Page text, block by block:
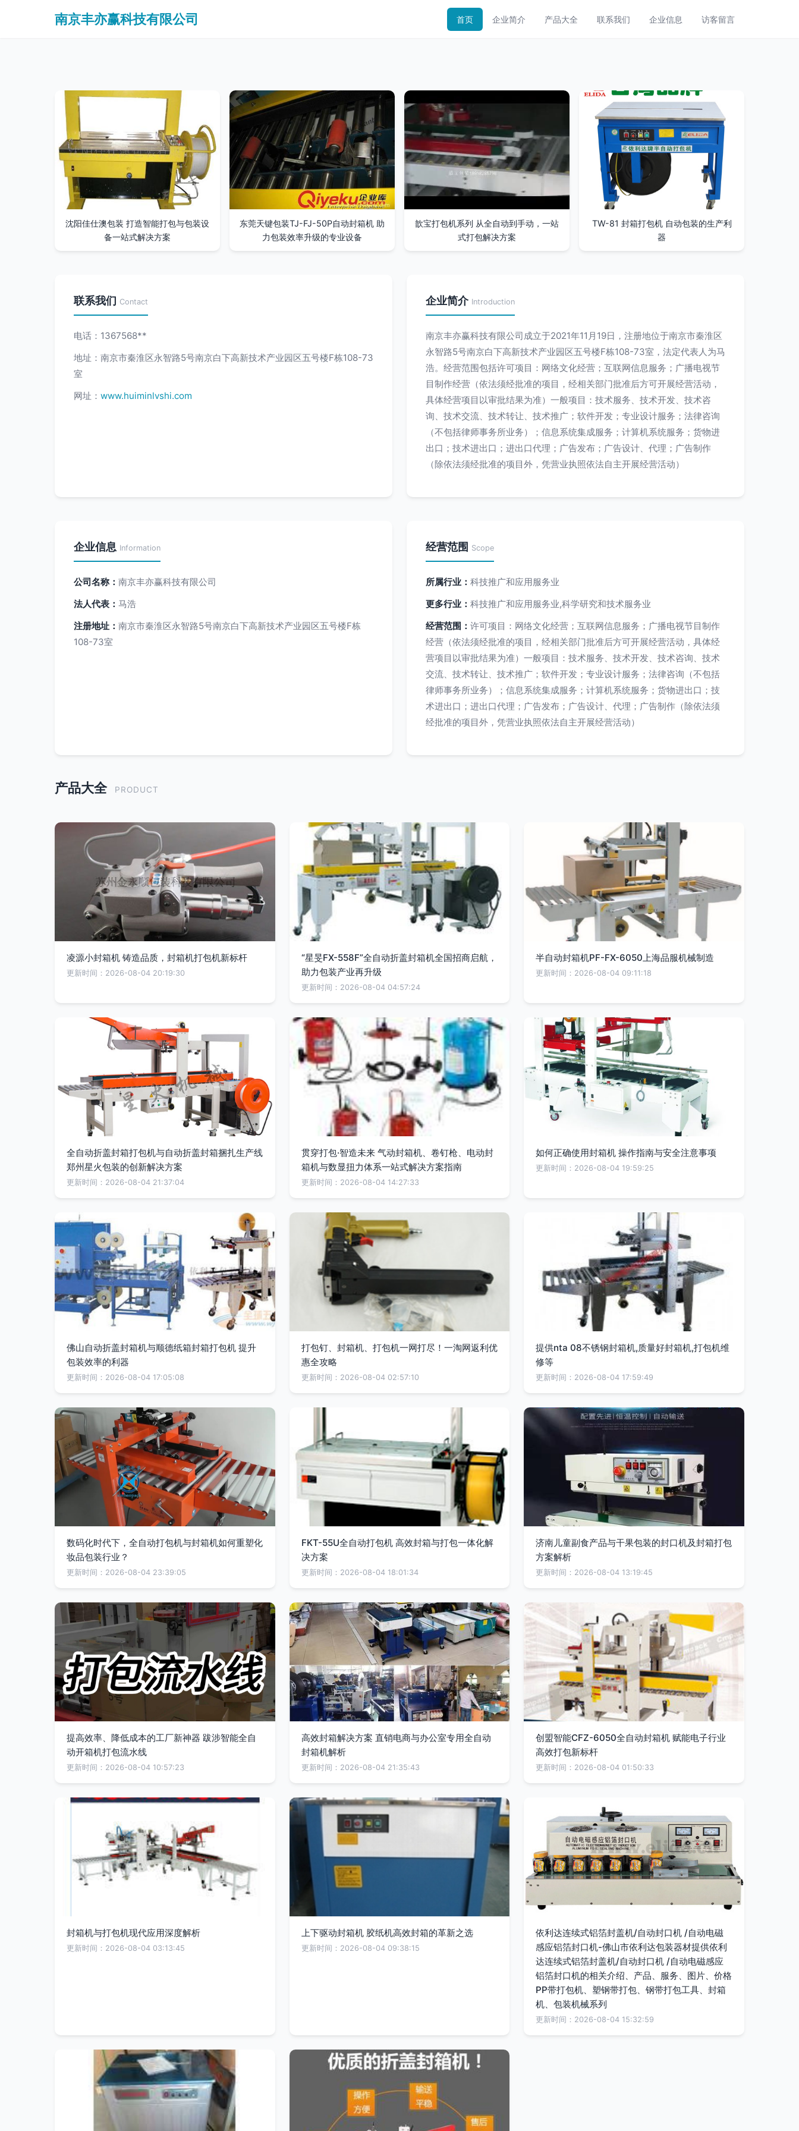
南京丰亦赢科技有限公司 首页 企业简介 产品大全 联系我们 企业信息 访客留言
沈阳佳仕澳包装 打造智能打包与包装设
备一站式解决方案
东莞天键包装TJ-FJ-50P自动封箱机 助
力包装效率升级的专业设备
歆宝打包机系列 从全自动到手动，一站
式打包解决方案
TW-81 封箱打包机 自动包装的生产利
器
联系我们 Contact
电话：1367568**
地址：南京市秦淮区永智路5号南京白下高新技术产业园区五号楼F栋108-73
室
网址： www.huiminlvshi.com
企业简介 Introduction
南京丰亦赢科技有限公司成立于2021年11月19日，注册地位于南京市秦淮区
永智路5号南京白下高新技术产业园区五号楼F栋108-73室，法定代表人为马
浩。经营范围包括许可项目：网络文化经营；互联网信息服务；广播电视节
目制作经营（依法须经批准的项目，经相关部门批准后方可开展经营活动，
具体经营项目以审批结果为准）一般项目：技术服务、技术开发、技术咨
询、技术交流、技术转让、技术推广；软件开发；专业设计服务；法律咨询
（不包括律师事务所业务）；信息系统集成服务；计算机系统服务；货物进
出口；技术进出口；进出口代理；广告发布；广告设计、代理；广告制作
（除依法须经批准的项目外，凭营业执照依法自主开展经营活动）
企业信息 Information
公司名称： 南京丰亦赢科技有限公司
法人代表： 马浩
注册地址： 南京市秦淮区永智路5号南京白下高新技术产业园区五号楼F栋
108-73室
经营范围 Scope
所属行业： 科技推广和应用服务业
更多行业： 科技推广和应用服务业,科学研究和技术服务业
经营范围： 许可项目：网络文化经营；互联网信息服务；广播电视节目制作
经营（依法须经批准的项目，经相关部门批准后方可开展经营活动，具体经
营项目以审批结果为准）一般项目：技术服务、技术开发、技术咨询、技术
交流、技术转让、技术推广；软件开发；专业设计服务；法律咨询（不包括
律师事务所业务）；信息系统集成服务；计算机系统服务；货物进出口；技
术进出口；进出口代理；广告发布；广告设计、代理；广告制作（除依法须
经批准的项目外，凭营业执照依法自主开展经营活动）
产品大全 PRODUCT
凌源小封箱机 铸造品质，封箱机打包机新标杆
更新时间：2026-08-04 20:19:30
“星旻FX-558F”全自动折盖封箱机全国招商启航，
助力包装产业再升级
更新时间：2026-08-04 04:57:24
半自动封箱机PF-FX-6050上海品服机械制造
更新时间：2026-08-04 09:11:18
全自动折盖封箱打包机与自动折盖封箱捆扎生产线
郑州星火包装的创新解决方案
更新时间：2026-08-04 21:37:04
贯穿打包·智造未来 气动封箱机、卷钉枪、电动封
箱机与数显扭力体系一站式解决方案指南
更新时间：2026-08-04 14:27:33
如何正确使用封箱机 操作指南与安全注意事项
更新时间：2026-08-04 19:59:25
佛山自动折盖封箱机与顺德纸箱封箱打包机 提升
包装效率的利器
更新时间：2026-08-04 17:05:08
打包钉、封箱机、打包机一网打尽！一淘网返利优
惠全攻略
更新时间：2026-08-04 02:57:10
提供nta 08不锈钢封箱机,质量好封箱机,打包机维
修等
更新时间：2026-08-04 17:59:49
数码化时代下，全自动打包机与封箱机如何重塑化
妆品包装行业？
更新时间：2026-08-04 23:39:05
FKT-55U全自动打包机 高效封箱与打包一体化解
决方案
更新时间：2026-08-04 18:01:34
济南儿童副食产品与干果包装的封口机及封箱打包
方案解析
更新时间：2026-08-04 13:19:45
提高效率、降低成本的工厂新神器 跋涉智能全自
动开箱机打包流水线
更新时间：2026-08-04 10:57:23
高效封箱解决方案 直销电商与办公室专用全自动
封箱机解析
更新时间：2026-08-04 21:35:43
创盟智能CFZ-6050全自动封箱机 赋能电子行业
高效打包新标杆
更新时间：2026-08-04 01:50:33
封箱机与打包机现代应用深度解析
更新时间：2026-08-04 03:13:45
上下驱动封箱机 胶纸机高效封箱的革新之选
更新时间：2026-08-04 09:38:15
依利达连续式铝箔封盖机/自动封口机 /自动电磁
感应铝箔封口机-佛山市依利达包装器材提供依利
达连续式铝箔封盖机/自动封口机 /自动电磁感应
铝箔封口机的相关介绍、产品、服务、图片、价格
PP带打包机、塑钢带打包、钢带打包工具、封箱
机、包装机械系列
更新时间：2026-08-04 15:32:59